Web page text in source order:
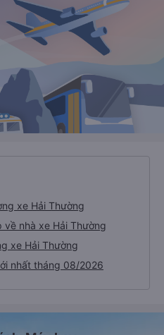
xe Hải Thường
nhà xe Hải Thường
xe Hải Thường
nhất tháng 08/2026